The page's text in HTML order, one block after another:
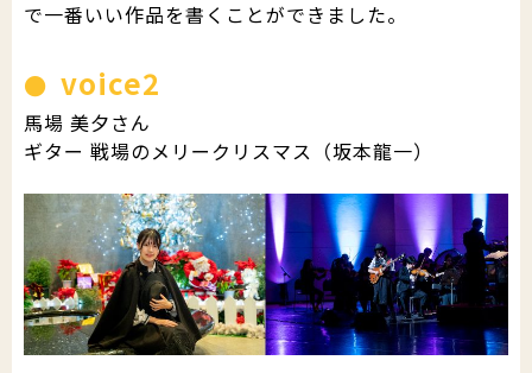
で一番いい作品を書くことができました。
voice2
馬場 美夕さん
ギター 戦場のメリークリスマス（坂本龍一）